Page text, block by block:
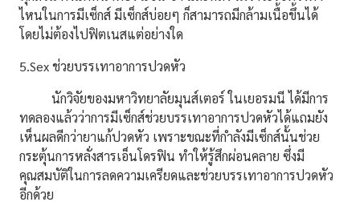
ไหนในการมีเซ็กส์มีเซ็กส์บ่อยๆ ก็สามารถมีกล้ามเนื้อขึ้นได้
โดยไม่ต้องไปฟิตเนสแต่อย่างใด
5.Sex ช่วยบรรเทาอาการปวดหัว
นักวิจัยของมหาวิทยาลัยมุนส์เตอร์ ในเยอรมนี ได้มีการ
ทดลองแล้วว่าการมีเซ็กส์ช่วยบรรเทาอาการปวดหัวได้แถมยัง
เห็นผลดีกว่ายาแก้ปวดหัว เพราะขณะที่กำลังมีเซ็กส์นั้นช่วย
กระตุ้นการหลั่งสารเอ็นโดรฟิน ทำให้รู้สึกผ่อนคลาย ซึ่งมี
คุณสมบัติในการลดความเครียดและช่วยบรรเทาอาการปวดหัว
อีกด้วย